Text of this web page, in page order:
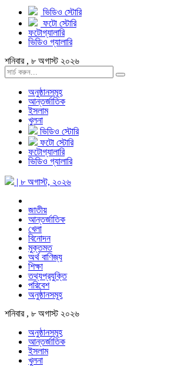
ভিডিও স্টোরি
ফটো স্টোরি
ফটোগ্যালারি
ভিডিও গ্যালারি
শনিবার , ৮ অগাস্ট ২০২৬
অনুষ্ঠানসমূহ
আন্তর্জাতিক
ইসলাম
খুলনা
ভিডিও স্টোরি
ফটো স্টোরি
ফটোগ্যালারি
ভিডিও গ্যালারি
| ৮ অগাস্ট, ২০২৬
জাতীয়
আন্তর্জাতিক
খেলা
বিনোদন
মুক্তমত
অর্থ বাণিজ্য
শিক্ষা
তথ্যপ্রযুক্তি
পরিবেশ
অনুষ্ঠানসমূহ
শনিবার , ৮ অগাস্ট ২০২৬
অনুষ্ঠানসমূহ
আন্তর্জাতিক
ইসলাম
খুলনা